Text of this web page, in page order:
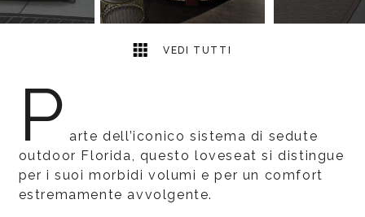
VEDI TUTTI
P arte dell’iconico sistema di sedute
outdoor Florida, questo loveseat si distingue
per i suoi morbidi volumi e per un comfort
estremamente avvolgente.